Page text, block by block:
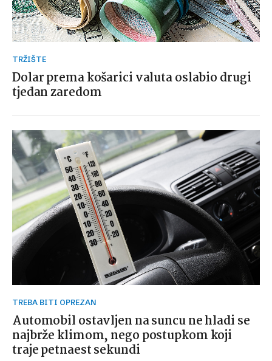
TRŽIŠTE
Dolar prema košarici valuta oslabio drugi
tjedan zaredom
TREBA BITI OPREZAN
Automobil ostavljen na suncu ne hladi se
najbrže klimom, nego postupkom koji
traje petnaest sekundi